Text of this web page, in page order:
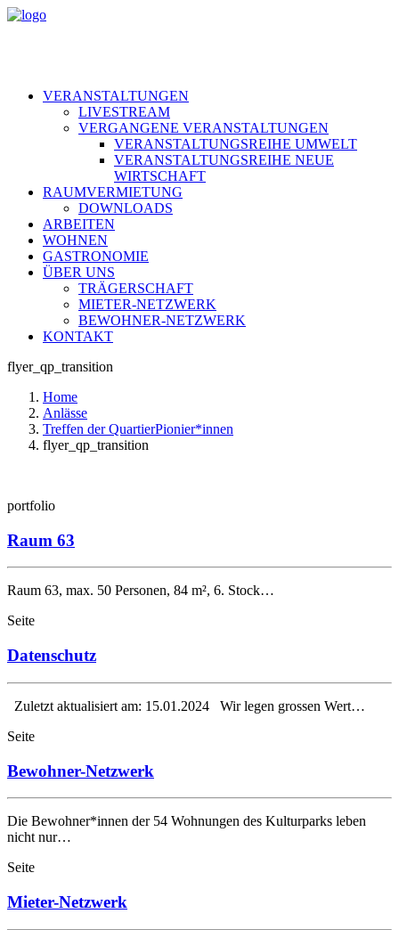
VERANSTALTUNGEN
LIVESTREAM
VERGANGENE VERANSTALTUNGEN
VERANSTALTUNGSREIHE UMWELT
VERANSTALTUNGSREIHE NEUE
WIRTSCHAFT
RAUMVERMIETUNG
DOWNLOADS
ARBEITEN
WOHNEN
GASTRONOMIE
ÜBER UNS
TRÄGERSCHAFT
MIETER-NETZWERK
BEWOHNER-NETZWERK
KONTAKT
flyer_qp_transition
Home
Anlässe
Treffen der QuartierPionier*innen
flyer_qp_transition
portfolio
Raum 63
Raum 63, max. 50 Personen, 84 m², 6. Stock…
Seite
Datenschutz
Zuletzt aktualisiert am: 15.01.2024 Wir legen grossen Wert…
Seite
Bewohner-Netzwerk
Die Bewohner*innen der 54 Wohnungen des Kulturparks leben
nicht nur…
Seite
Mieter-Netzwerk